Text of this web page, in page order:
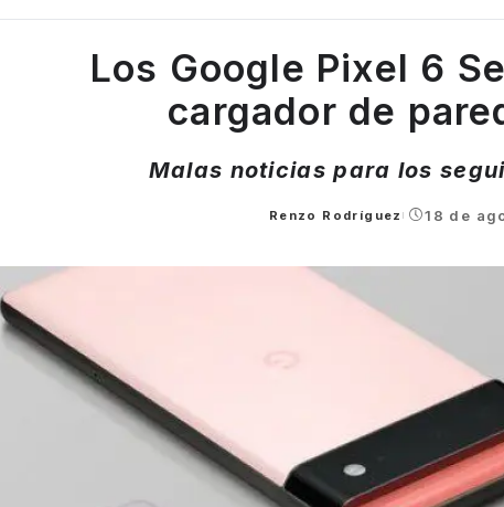
Los Google Pixel 6
cargador de
Malas noticias para los
Posted
Renzo Rodríguez 18 de